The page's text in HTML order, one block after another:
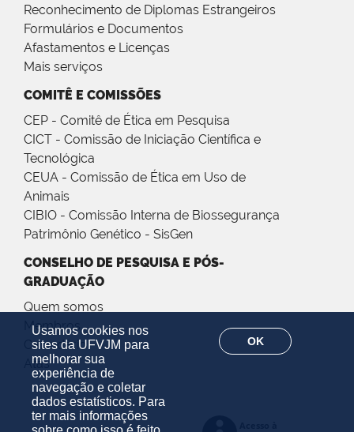
Usamos cookies nos
sites da UFVJM para
melhorar sua
experiência de
navegação e coletar
dados estatísticos. Para
ter mais informações
OK
Reconhecimento de Diplomas Estrangeiros
Formulários e Documentos
Afastamentos e Licenças
Mais serviços
COMITÊ E COMISSÕES
CEP - Comitê de Ética em Pesquisa
CICT - Comissão de Iniciação Científica e
Tecnológica
CEUA - Comissão de Ética em Uso de
Animais
CIBIO - Comissão Interna de Biossegurança
Patrimônio Genético - SisGen
CONSELHO DE PESQUISA E PÓS-
GRADUAÇÃO
Quem somos
Membros
Calendário
Atas